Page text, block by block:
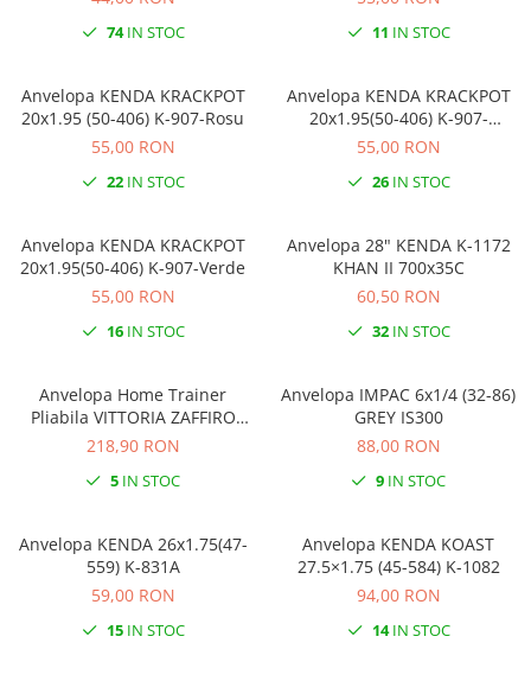
74IN STOC 11 IN STOC
Anvelopa KENDA KRACKPOT
20x1.95 (50-406) K-907-Rosu
55,00 RON
22IN STOC
Anvelopa KENDA KRACKPOT
20x1.95(50-406) K-907-
Portocaliu
55,00 RON
26IN STOC
Anvelopa KENDA KRACKPOT
20x1.95(50-406) K-907-Verde
55,00 RON
16IN STOC
Anvelopa 28" KENDA K-1172
KHAN II 700x35C
60,50 RON
32IN STOC
Anvelopa Home Trainer
Pliabila VITTORIA ZAFFIRO
PRO 23-622 700x23 Rosu
218,90 RON
5 IN STOC
Anvelopa IMPAC 6x1/4 (32-86)
GREY IS300
88,00 RON
9 IN STOC
Anvelopa KENDA 26x1.75(47-
559) K-831A
59,00 RON
15IN STOC
Anvelopa KENDA KOAST
27.5×1.75 (45-584) K-1082
94,00 RON
14IN STOC